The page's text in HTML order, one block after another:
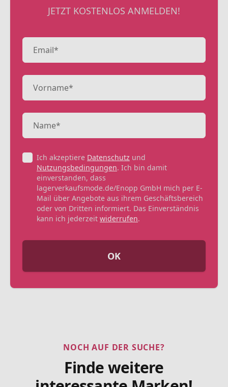
JETZT KOSTENLOS ANMELDEN!
Ich akzeptiere Datenschutz und
Nutzungsbedingungen. Ich bin damit
einverstanden, dass
lagerverkaufsmode.de/Enopp GmbH mich per E-
Mail über Angebote aus ihrem Geschäftsbereich
oder von Dritten informiert. Das Einverständnis
kann ich jederzeit widerrufen.
OK
NOCH AUF DER SUCHE?
Finde weitere